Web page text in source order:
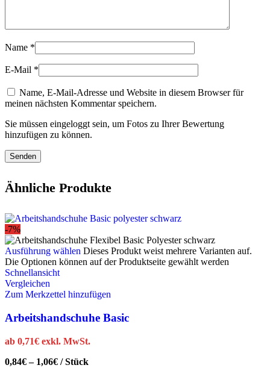
Name *
E-Mail *
Name, E-Mail-Adresse und Website in diesem Browser für
meinen nächsten Kommentar speichern.
Sie müssen eingeloggt sein, um Fotos zu Ihrer Bewertung
hinzufügen zu können.
Ähnliche Produkte
-7%
Ausführung wählen Dieses Produkt weist mehrere Varianten auf.
Die Optionen können auf der Produktseite gewählt werden
Schnellansicht
Vergleichen
Zum Merkzettel hinzufügen
Arbeitshandschuhe Basic
ab 0,71€ exkl. MwSt.
0,84€– 1,06€ /Stück